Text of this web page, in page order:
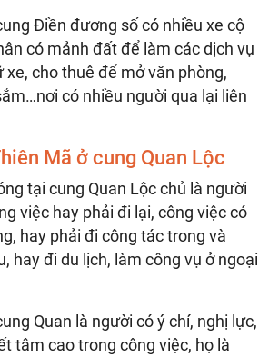
Điền đương số có nhiều xe cộ
có mảnh đất để làm các dịch vụ
cho thuê để mở văn phòng,
có nhiều người qua lại liên
Mã ở cung Quan Lộc
tại cung Quan Lộc chủ là người
việc hay phải đi lại, công việc có
hay phải đi công tác trong và
hay đi du lịch, làm công vụ ở ngoại
Quan là người có ý chí, nghị lực,
tâm cao trong công việc, họ là